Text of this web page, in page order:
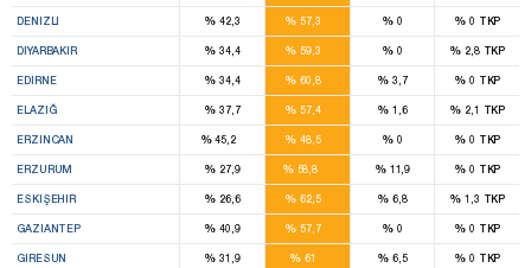
DENIZLI % 42,3 % 57,3 % 0 %0 TKP
DIYARBAKIR % 34,4 % 59,3 % 0 % 2,8 TKP
EDIRNE % 34,4 % 60,8 % 3,7 %0 TKP
ELAZIĞ % 37,7 % 57,4 % 1,6 % 2,1 TKP
ERZINCAN %45,2 % 48,5 % 0 %0 TKP
ERZURUM % 27,9 %58,8 %11,9 %0 TKP
ESKIŞEHIR % 26,6 % 62,5 % 6,8 % 1,3 TKP
GAZIANTEP % 40,9 % 57,7 % 0 %0 TKP
GIRESUN % 31,9 % 61 % 6,5 %0 TKP